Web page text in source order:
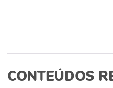
CONTEÚDOS